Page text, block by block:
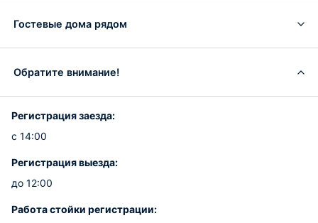
Гостевые дома рядом
Обратите внимание!
Регистрация заезда:
с 14:00
Регистрация выезда:
до 12:00
Работа стойки регистрации: